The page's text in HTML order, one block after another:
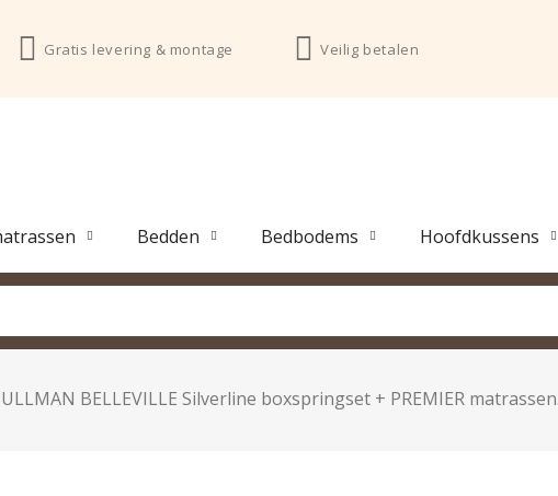
Gratis levering & montage Veilig betalen
Bedden Bedbodems Hoofdkussens
BELLEVILLE Silverline boxspringset + PREMIER matrassen.